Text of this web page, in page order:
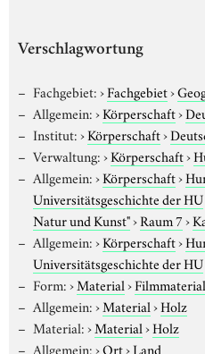
Verschlagwortung
Fachgebiet:›Fachgebiet›
Allgemein:›Körperschaft›
Institut:›Körperschaft›
Verwaltung:›Körperschaft›
Allgemein:›Körperschaft›
Universitätsgeschichte der HU
Natur und Kunst"›Raum 7›
Allgemein:›Körperschaft›
Universitätsgeschichte der HU
Form:›Material›Filmmaterial
Allgemein:›Material›Holz
Material:›Material›Holz
Allgemein:›Ort›Land